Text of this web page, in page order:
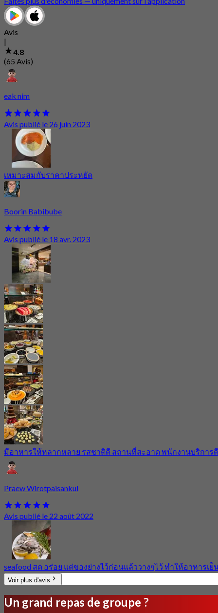
Avis
|
4.8
(65 Avis)
eak nim
Avis publié le 26 juin 2023
เหมาะสมกับราคาประหยัด
Boorin Babibube
Avis publié le 18 avr. 2023
มีอาหารให้หลากหลาย รสชาติดี สถานที่สะอาด พนักงานบริการดี
Praew Wirotpaisankul
Avis publié le 22 août 2022
seafood สด อร่อย แต่ของย่างไว้ก่อนแล้ววางๆไว้ ทำให้อาหารเย็
Voir plus d'avis
Un grand repas de groupe ?